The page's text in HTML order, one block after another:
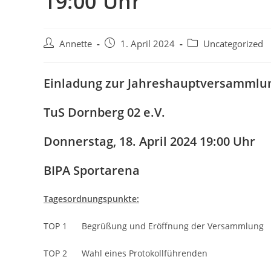
Annette 1. April 2024 Uncategorized
Einladung zur
TuS Dornberg 02 e.V.
Donnerstag, 18. April 2024 19:00 Uhr
BIPA Sportarena
Tagesordnungspunkte:
TOP 1 Begrüßung und Eröffnung der Versammlung
TOP 2 Wahl eines Protokollführenden